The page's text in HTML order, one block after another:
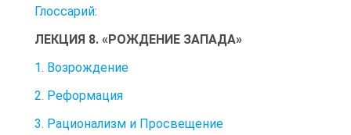
Глоссарий:
ЛЕКЦИЯ 8. «РОЖДЕНИЕ ЗАПАДА»
1. Возрождение
2. Реформация
3. Рационализм и Просвещение